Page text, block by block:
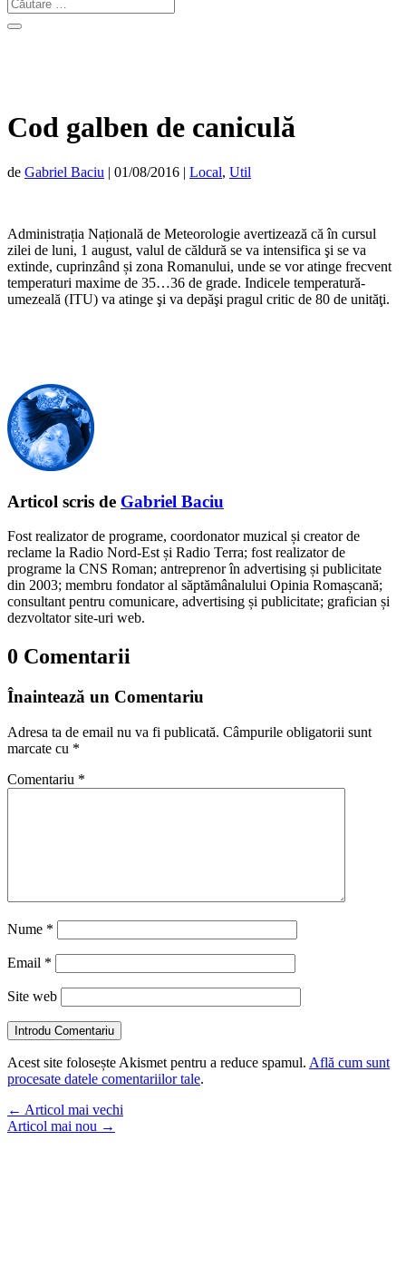
Cod galben de caniculă
de Gabriel Baciu | 01/08/2016 | Local, Util
Administrația Națională de Meteorologie avertizează că în cursul
zilei de luni, 1 august, valul de căldură se va intensifica şi se va
extinde, cuprinzând și zona Romanului, unde se vor atinge frecvent
temperaturi maxime de 35…36 de grade. Indicele temperatură-
umezeală (ITU) va atinge şi va depăşi pragul critic de 80 de unităţi.
Articol scris de Gabriel Baciu
Fost realizator de programe, coordonator muzical și creator de
reclame la Radio Nord-Est și Radio Terra; fost realizator de
programe la CNS Roman; antreprenor în advertising și publicitate
din 2003; membru fondator al săptămânalului Opinia Romașcană;
consultant pentru comunicare, advertising și publicitate; grafician și
dezvoltator site-uri web.
0 Comentarii
Înaintează un Comentariu
Adresa ta de email nu va fi publicată. Câmpurile obligatorii sunt
marcate cu *
Comentariu *
Nume *
Email *
Site web
Introdu Comentariu
Acest site folosește Akismet pentru a reduce spamul. Află cum sunt
procesate datele comentariilor tale.
← Articol mai vechi
Articol mai nou →